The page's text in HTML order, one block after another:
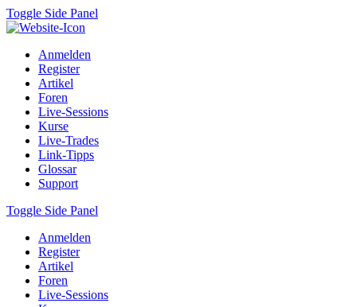
Toggle Side Panel
Anmelden
Register
Artikel
Foren
Live-Sessions
Kurse
Live-Trades
Link-Tipps
Glossar
Support
Toggle Side Panel
Anmelden
Register
Artikel
Foren
Live-Sessions